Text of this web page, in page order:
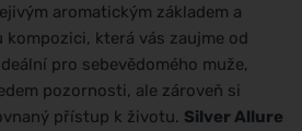
aromatickým základem a
která vás zaujme od
pro sebevědomého muže,
pozornosti, ale zároveň si
přístup k životu. Silver Allure